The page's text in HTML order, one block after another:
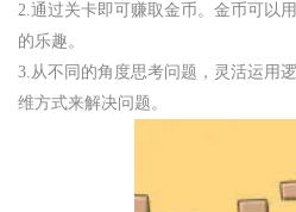
2.通过关卡即可赚取金币。金币可以
的乐趣。
3.从不同的角度思考问题，灵活运用
维方式来解决问题。